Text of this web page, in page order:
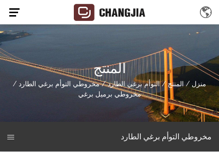
المنتج
منزل / المنتج/التوأم برغي الطارد/مخروطي التوأم برغي الطارد /
مخروطي برميل برغي
مخروطي التوأم برغي الطارد